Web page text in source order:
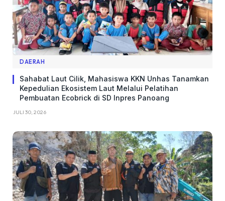
DAERAH
Sahabat Laut Cilik, Mahasiswa KKN Unhas Tanamkan
Kepedulian Ekosistem Laut Melalui Pelatihan
Pembuatan Ecobrick di SD Inpres Panoang
JULI 30, 2026